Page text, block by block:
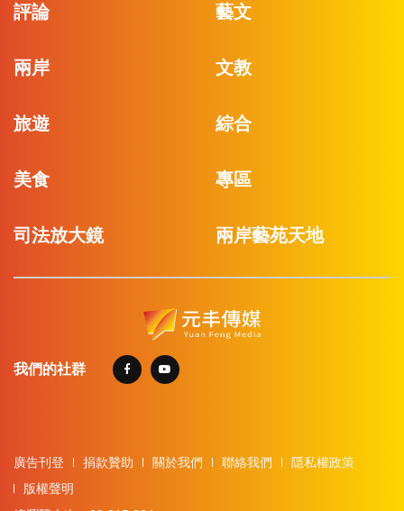
評論 藝文
兩岸 文教
旅遊 綜合
美食 專區
司法放大鏡 兩岸藝苑天地
我們的社群
廣告刊登 捐款贊助 關於我們 聯絡我們
隱私權政策
版權聲明